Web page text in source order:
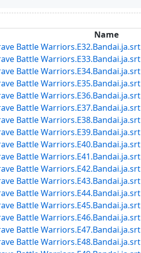
Name
Battle Warriors.E32.Bandai.ja.srt
Battle Warriors.E33.Bandai.ja.srt
Battle Warriors.E34.Bandai.ja.srt
Battle Warriors.E35.Bandai.ja.srt
Battle Warriors.E36.Bandai.ja.srt
Battle Warriors.E37.Bandai.ja.srt
Battle Warriors.E38.Bandai.ja.srt
Battle Warriors.E39.Bandai.ja.srt
Battle Warriors.E40.Bandai.ja.srt
Battle Warriors.E41.Bandai.ja.srt
Battle Warriors.E42.Bandai.ja.srt
Battle Warriors.E43.Bandai.ja.srt
Battle Warriors.E44.Bandai.ja.srt
Battle Warriors.E45.Bandai.ja.srt
Battle Warriors.E46.Bandai.ja.srt
Battle Warriors.E47.Bandai.ja.srt
Battle Warriors.E48.Bandai.ja.srt